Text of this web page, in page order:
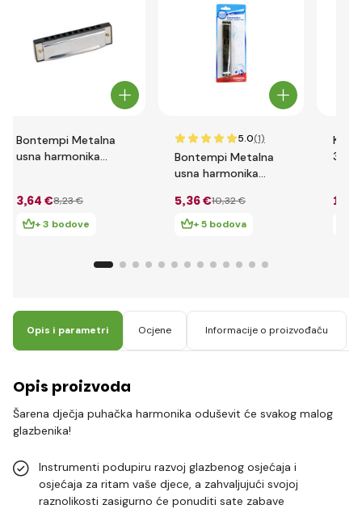
Bontempi Metalna
usna harmonika
3,64 €8,23 €
+ 3 bodove
5.0(1)
Bontempi Metalna
usna harmonika
5,36 €10,32 €
+ 5 bodova
11
Opis i parametri Ocjene Informacije o proizvođaču
Opis proizvoda
Šarena dječja puhačka harmonika oduševit će svakog malog
glazbenika!
Instrumenti podupiru razvoj glazbenog osjećaja i
osjećaja za ritam vaše djece, a zahvaljujući svojoj
raznolikosti zasigurno će ponuditi sate zabave